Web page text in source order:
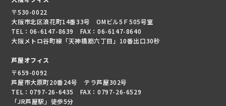
〒530-0022
大阪市北区浪花町14番33号 OMビル5Ｆ505号室
TEL：06-6147-8639 FAX：06-6147-8640
大阪メトロ谷町線「天神橋筋六丁目」10番出口30秒
芦屋オフィス
〒659-0092
芦屋市大原町20番24号 テラ芦屋302号
TEL：0797-26-6435 FAX：0797-26-6529
「JR芦屋駅」徒歩5分